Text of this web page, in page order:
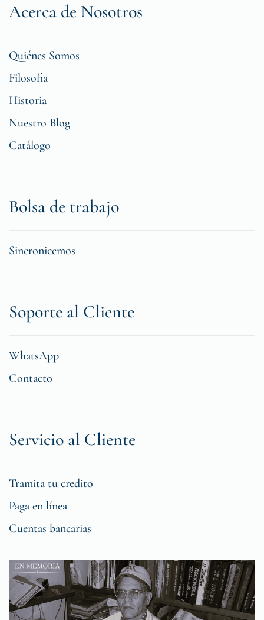
Acerca de Nosotros
Quiénes Somos
Filosofia
Historia
Nuestro Blog
Catálogo
Bolsa de trabajo
Sincronicemos
Soporte al Cliente
WhatsApp
Contacto
Servicio al Cliente
Tramita tu credito
Paga en línea
Cuentas bancarias